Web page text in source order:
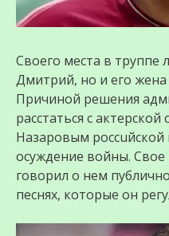
Своего места в труппе
Дмитрий, но и его жена
Причиной решения
расстаться с
Назаровым россuйской
осуждение вoйны.
говорил о нем
песнях, которые он